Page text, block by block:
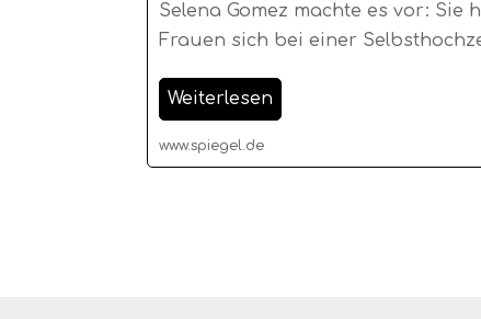
Selena Gomez machte es vor: Sie
Frauen sich bei einer
Weiterlesen
www.spiegel.de